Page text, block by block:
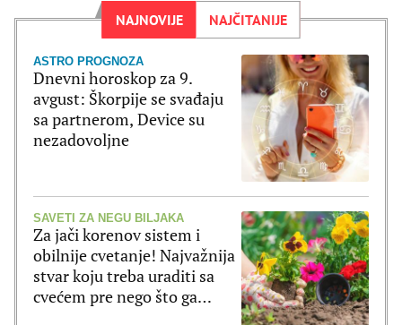
NAJNOVIJE NAJČITANIJE
ASTRO PROGNOZA
Dnevni horoskop za 9.
avgust: Škorpije se svađaju
sa partnerom, Device su
nezadovoljne
SAVETI ZA NEGU BILJAKA
Za jači korenov sistem i
obilnije cvetanje! Najvažnija
stvar koju treba uraditi sa
cvećem pre nego što ga